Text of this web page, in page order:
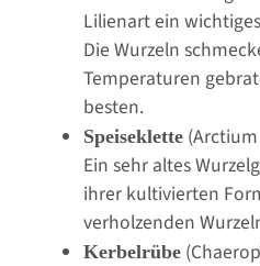
Lilienart ein
Die Wurzeln
Temperaturen
besten.
Speiseklette
Ein sehr altes
ihrer kultivierten
verholzenden
Kerbelrübe